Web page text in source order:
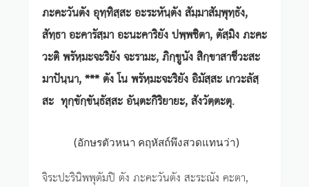
ภะคะวันตัง อุทฺทิสฺสะ อะระหันฺตัง สัมฺมาสัมฺพุทฺธัง,
สัทฺธา อะคารัสฺมา อะนะคาริยัง ปพฺพชิตา, ตัสฺมิง ภะคะ
วะติ พรัหฺมะจะริยัง จะรามะ, ภิกฺขูนัง สิกฺขาสาชีวะสะ
มาปันฺนา, *** ตัง โน พรัหฺมะจะริยัง อิมัสฺสะ เกวะลัสฺ
สะ ทุกฺขักฺขันฺธัสฺสะ อันฺตะกิริยายะ, สังวัตฺตะตุ.
(อักษรตัวหนา คฤหัสถ์พึงสวดแทนว่า)
จิระปะรินิพพุตัมปิ ตัง ภะคะวันตัง สะระณัง คะตา,